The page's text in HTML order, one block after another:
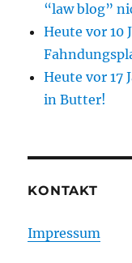
“law blog”
Heute vor 10
Heute vor 17
in Butter!
KONTAKT
Impressum